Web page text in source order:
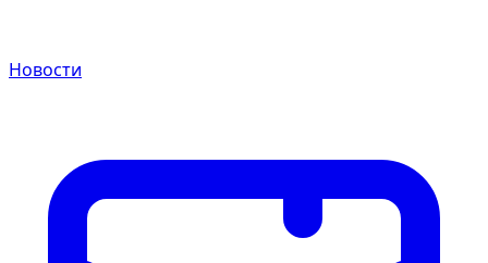
Новости